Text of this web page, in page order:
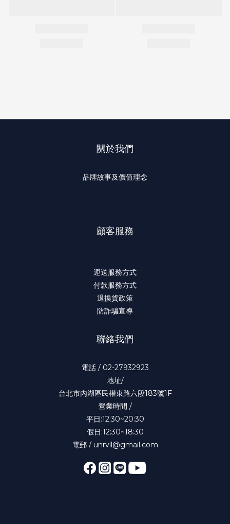
關於我們
品牌故事及價值理念
顧客服務
運送服務方式
付款服務方式
退換貨政策
防詐騙宣導
聯絡我們
電話 / 02-27932923
地址/
台北市內湖區民權東路六段183號1F
營業時間 /
平日:12:30~20:30
假日:12:30~18:30
電郵 / unrvll@gmail.com